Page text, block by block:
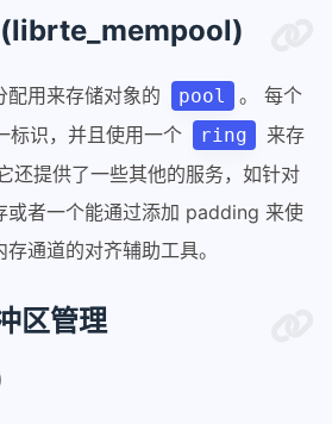
(librte_mempool)
配用来存储对象的 pool 。 每个
标识，并且使用一个 ring
来存
还提供了一些其他的服务，如针对
或者一个能通过添加 padding 来使
通道的对齐辅助工具。
区管理